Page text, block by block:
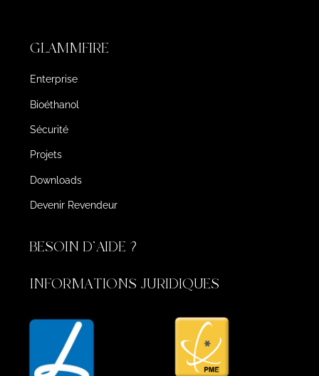
GLAMMFIRE
Enterprise
Bioéthanol
Sécurité
Projets
Downloads
Devenir Revendeur
BESOIN D'AIDE ?
INFORMATIONS JURIDIQUES